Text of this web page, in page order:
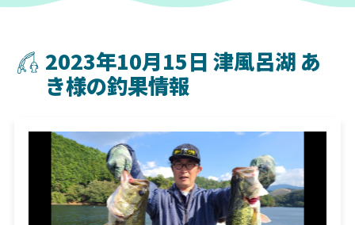
2023年10月15日 津風呂湖 あ
き様の釣果情報